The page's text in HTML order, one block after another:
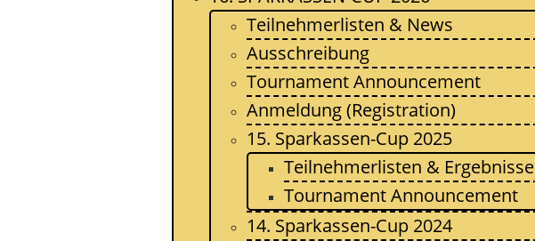
Teilnehmerlisten & News
Ausschreibung
Tournament Announcement
Anmeldung (Registration)
15. Sparkassen-Cup 2025
Teilnehmerlisten & Ergebnisse
Tournament Announcement
14. Sparkassen-Cup 2024